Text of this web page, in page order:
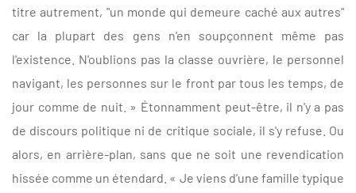
titre autrement, "un monde qui demeure caché aux autres"
car la plupart des gens n'en soupçonnent même pas
l'existence. N'oublions pas la classe ouvrière, le personnel
navigant, les personnes sur le front par tous les temps, de
jour comme de nuit. » Étonnamment peut-être, il n'y a pas
de discours politique ni de critique sociale, il s'y refuse. Ou
alors, en arrière-plan, sans que ne soit une revendication
hissée comme un étendard. « Je viens d'une famille typique